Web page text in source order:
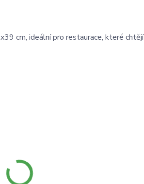
cm, ideální pro restaurace, které chtějí